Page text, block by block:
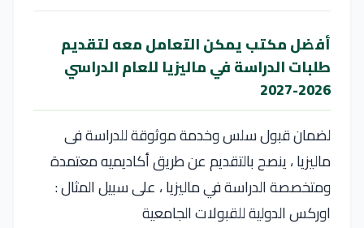
أفضل مكتب يمكن التعامل معه لتقديم
طلبات الدراسة في ماليزيا للعام الدراسي
2026-2027
لضمان قبول سلس وخدمة موثوقة للدراسة فى
ماليزيا ، ينصح بالتقديم عن طريق أكاديميه معتمدة
ومتخصصة الدراسة في ماليزيا ، على سبيل المثال :
اوركس الدولية للقبولات الجامعية